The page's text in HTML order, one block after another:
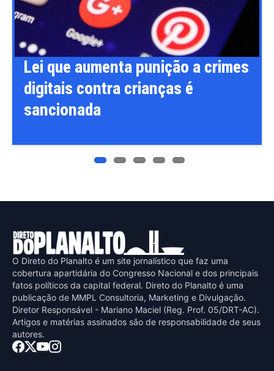
Lei que aumenta punição a crimes
digitais contra crianças é
sancionada
Previ
ous
Next
O Direto do Planalto é um site jornalístico que faz uma
cobertura apartidária do Congresso Nacional e dos principais
fatos políticos da capital federal. Direto do Planalto é uma
publicaçāo de MMPL Consultoria, Marketing e Divulgaçāo.
Diretor Responsável - Mariano Maciel (Reg. Prof. 05/DRT-AC).
Artigos e matérias assinados sāo de responsabilidade de seus
autores.